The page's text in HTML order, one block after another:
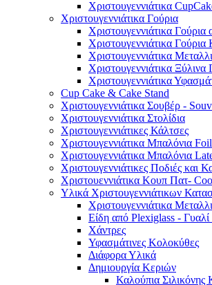
Χριστουγεννιάτικα
Χριστουγεννιάτικα Γούρια
Χριστουγεννιάτικα
Χριστουγεννιάτικα
Χριστουγεννιάτικα
Χριστουγεννιάτικα Ξύλινα
Χριστουγεννιάτικα
Cup Cake & Cake Stand
Χριστουγεννιάτικα Σουβέρ -
Χριστουγεννιάτικα Στολίδια
Χριστουγεννιάτικες Κάλτσες
Χριστουγεννιάτικα Μπαλόνια Foil
Χριστουγεννιάτικα Μπαλόνια
Χριστουγεννιάτικες Ποδιές και
Χριστουεννιάτικα Κουπ Πατ-
Υλικά Χριστουγεννιάτικων
Χριστουγεννιάτικα
Είδη από Plexiglass -
Χάντρες
Υφασμάτινες Κολοκύθες
Διάφορα Υλικά
Δημιουργία Κεριών
Καλούπια Σιλικόνης